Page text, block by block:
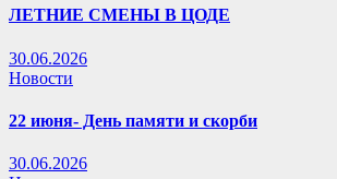
ЛЕТНИЕ СМЕНЫ В ЦОДЕ
30.06.2026
Новости
22 июня- День памяти и скорби
30.06.2026